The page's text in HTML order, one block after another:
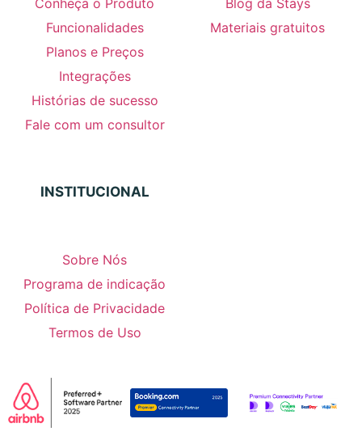
Conheça o Produto
Funcionalidades
Planos e Preços
Integrações
Histórias de sucesso
Fale com um consultor
Blog da Stays
Materiais gratuitos
INSTITUCIONAL
Sobre Nós
Programa de indicação
Política de Privacidade
Termos de Uso